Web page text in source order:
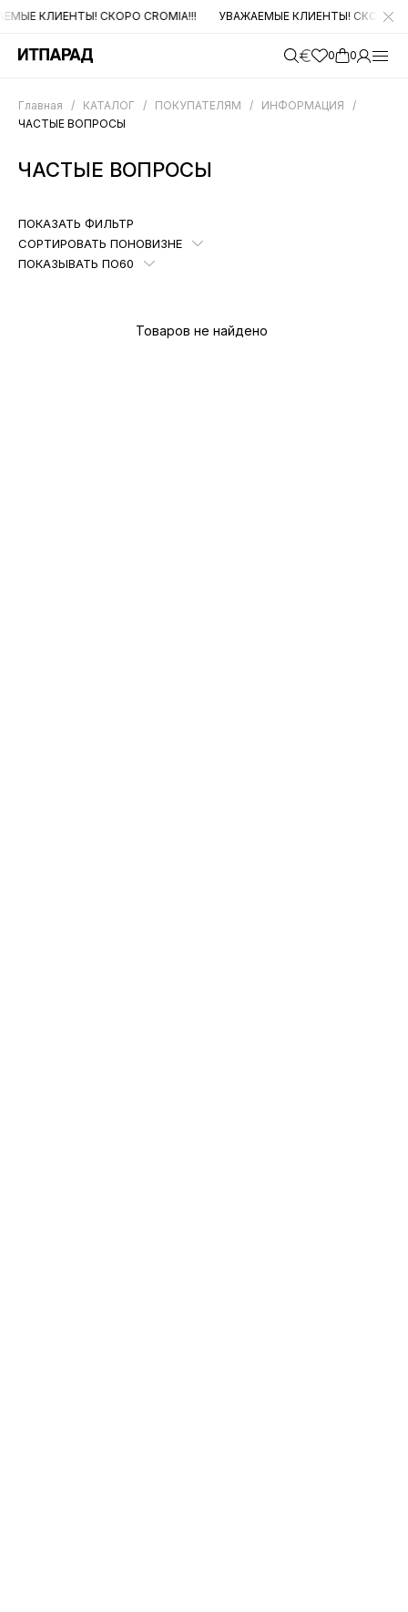
КЛИЕНТЫ! СКОРО CROMIA!!! УВАЖАЕМЫЕ КЛИЕНТЫ! СКОРО
0 0
Главная / КАТАЛОГ / ПОКУПАТЕЛЯМ / ИНФОРМАЦИЯ
/
ЧАСТЫЕ ВОПРОСЫ
ЧАСТЫЕ ВОПРОСЫ
ПОКАЗАТЬ ФИЛЬТР
СОРТИРОВАТЬ ПОНОВИЗНЕ
ПОКАЗЫВАТЬ ПО60
Товаров не найдено